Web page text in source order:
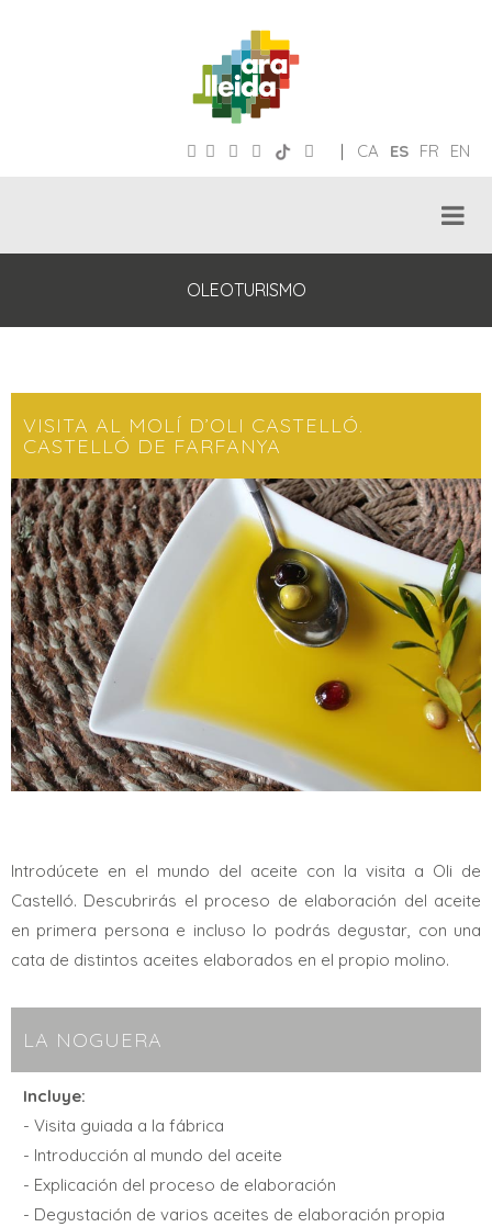
CA ES FR EN
|
OLEOTURISMO
VISITA AL MOLÍ D’OLI CASTELLÓ.
CASTELLÓ DE FARFANYA
Introdúcete en el mundo del aceite con la visita a Oli de
Castelló. Descubrirás el proceso de elaboración del aceite
en primera persona e incluso lo podrás degustar, con una
cata de distintos aceites elaborados en el propio molino.
LA NOGUERA
Incluye:
- Visita guiada a la fábrica
- Introducción al mundo del aceite
- Explicación del proceso de elaboración
- Degustación de varios aceites de elaboración propia